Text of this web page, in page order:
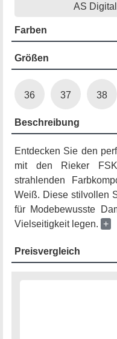
AS
Farben
Größen
36 37 38
Beschreibung
Entdecken Sie den
mit den Rieker
strahlenden
Weiß. Diese stilvollen
für Modebewusste
Vielseitigkeit legen. +
Preisvergleich